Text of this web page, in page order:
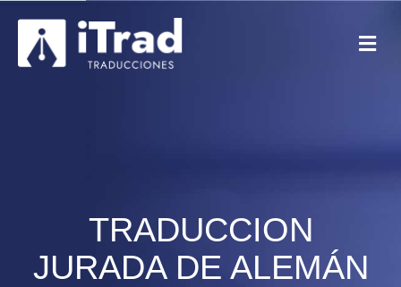
TRADUCCION
JURADA DE ALEMÁN